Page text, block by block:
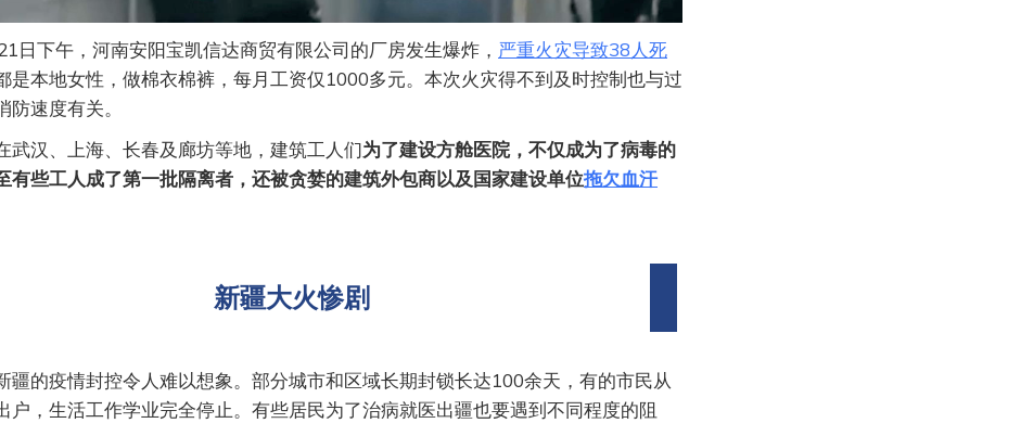
日下午，河南安阳宝凯信达商贸有限公司的厂房发生爆炸， 严重火灾导致38人死
是本地女性，做棉衣棉裤，每月工资仅1000多元。本次火灾得不到及时控制也与过
防速度有关。
武汉、上海、长春及廊坊等地，建筑工人们为了建设方舱医院，不仅成为了病毒的
有些工人成了第一批隔离者，还被贪婪的建筑外包商以及国家建设单位拖欠血汗
新疆大火惨剧
疆的疫情封控令人难以想象。部分城市和区域长期封锁长达100余天，有的市民从
户，生活工作学业完全停止。有些居民为了治病就医出疆也要遇到不同程度的阻